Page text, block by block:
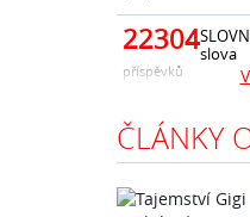
22304
příspěvků
slova
ČLÁNKY